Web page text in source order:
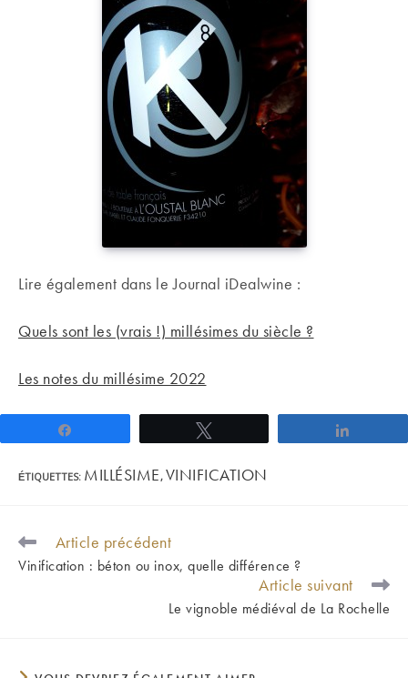
Lire également dans le Journal iDealwine :
Quels sont les (vrais !) millésimes du siècle ?
Les notes du millésime 2022
ÉTIQUETTES: MILLÉSIME , VINIFICATION
READ
MORE
ARTICLES
Article précédent
Vinification : béton ou inox, quelle différence ?
Article suivant
Le vignoble médiéval de La Rochelle